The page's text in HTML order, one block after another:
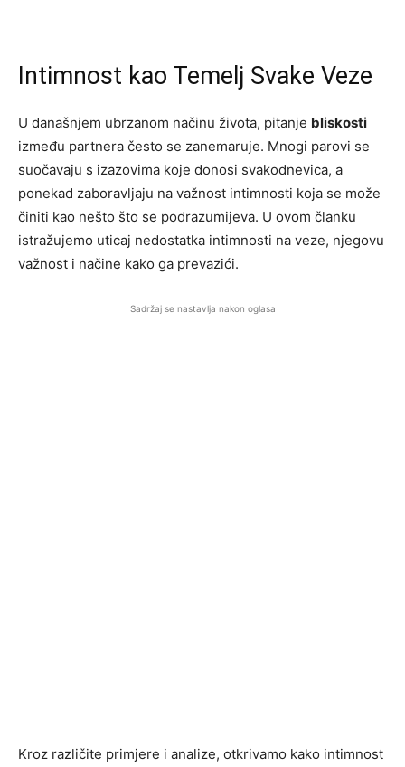
Intimnost kao Temelj Svake Veze
U današnjem ubrzanom načinu života, pitanje bliskosti
između partnera često se zanemaruje. Mnogi parovi se
suočavaju s izazovima koje donosi svakodnevica, a
ponekad zaboravljaju na važnost intimnosti koja se može
činiti kao nešto što se podrazumijeva. U ovom članku
istražujemo uticaj nedostatka intimnosti na veze, njegovu
važnost i načine kako ga prevazići.
Sadržaj se nastavlja nakon oglasa
Kroz različite primjere i analize, otkrivamo kako intimnost